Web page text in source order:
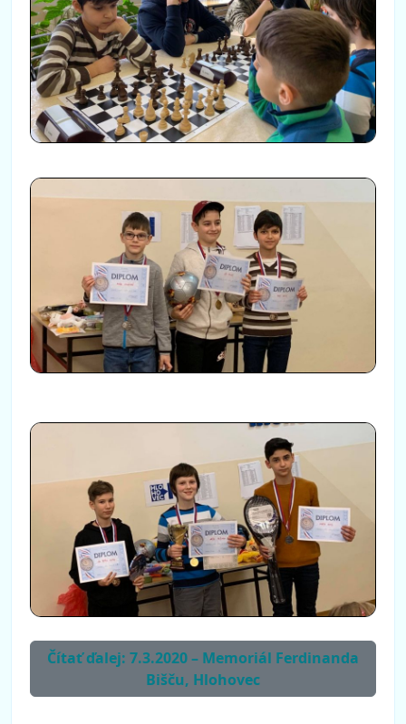
Čítať ďalej: 7.3.2020 – Memoriál Ferdinanda
Bišču, Hlohovec